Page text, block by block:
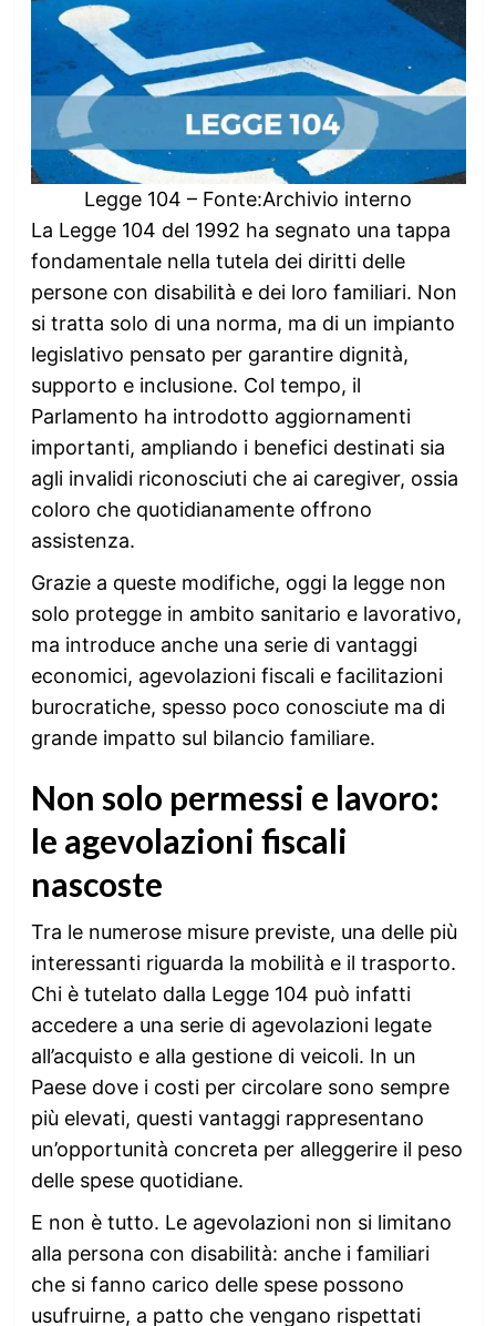
Legge 104 – Fonte:Archivio interno
La Legge 104 del 1992 ha segnato una tappa
fondamentale nella tutela dei diritti delle
persone con disabilità e dei loro familiari. Non
si tratta solo di una norma, ma di un impianto
legislativo pensato per garantire dignità,
supporto e inclusione. Col tempo, il
Parlamento ha introdotto aggiornamenti
importanti, ampliando i benefici destinati sia
agli invalidi riconosciuti che ai caregiver, ossia
coloro che quotidianamente offrono
assistenza.
Grazie a queste modifiche, oggi la legge non
solo protegge in ambito sanitario e lavorativo,
ma introduce anche una serie di vantaggi
economici, agevolazioni fiscali e facilitazioni
burocratiche, spesso poco conosciute ma di
grande impatto sul bilancio familiare.
Non solo permessi e lavoro:
le agevolazioni fiscali
nascoste
Tra le numerose misure previste, una delle più
interessanti riguarda la mobilità e il trasporto.
Chi è tutelato dalla Legge 104 può infatti
accedere a una serie di agevolazioni legate
all’acquisto e alla gestione di veicoli. In un
Paese dove i costi per circolare sono sempre
più elevati, questi vantaggi rappresentano
un’opportunità concreta per alleggerire il peso
delle spese quotidiane.
E non è tutto. Le agevolazioni non si limitano
alla persona con disabilità: anche i familiari
che si fanno carico delle spese possono
usufruirne, a patto che vengano rispettati